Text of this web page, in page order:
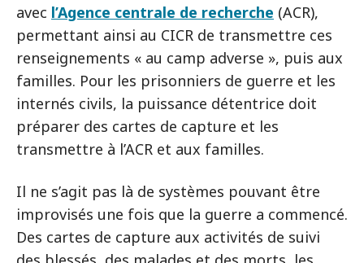
avec l’Agence centrale de recherche (ACR),
permettant ainsi au CICR de transmettre ces
renseignements « au camp adverse », puis aux
familles. Pour les prisonniers de guerre et les
internés civils, la puissance détentrice doit
préparer des cartes de capture et les
transmettre à l’ACR et aux familles.
Il ne s’agit pas là de systèmes pouvant être
improvisés une fois que la guerre a commencé.
Des cartes de capture aux activités de suivi